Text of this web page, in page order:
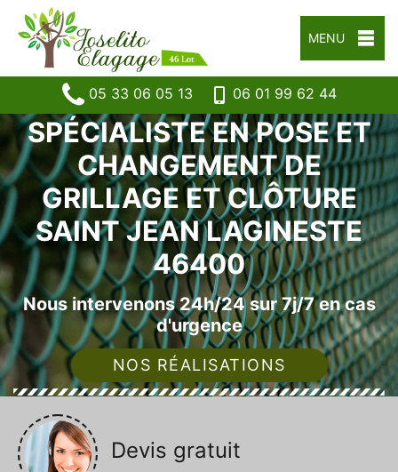
MENU
05 33 06 05 13 06 01 99 62 44
SPÉCIALISTE EN POSE ET
CHANGEMENT DE
GRILLAGE ET CLÔTURE
SAINT JEAN LAGINESTE
46400
Nous intervenons 24h/24 sur 7j/7 en cas
d'urgence
NOS RÉALISATIONS
Devis gratuit